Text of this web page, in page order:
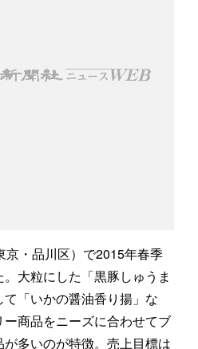
京・品川区）で2015年春季
大粒にした「黒豚しゅうま
「いかの醤油香り揚」な
商品をニーズに合わせてブ
多いのが特徴。売上目標は